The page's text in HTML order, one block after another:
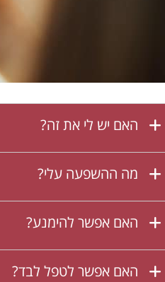
האם יש לי את זה?
מה ההשפעה עלי?
האם אפשר להימנע?
האם אפשר לטפל לבד?